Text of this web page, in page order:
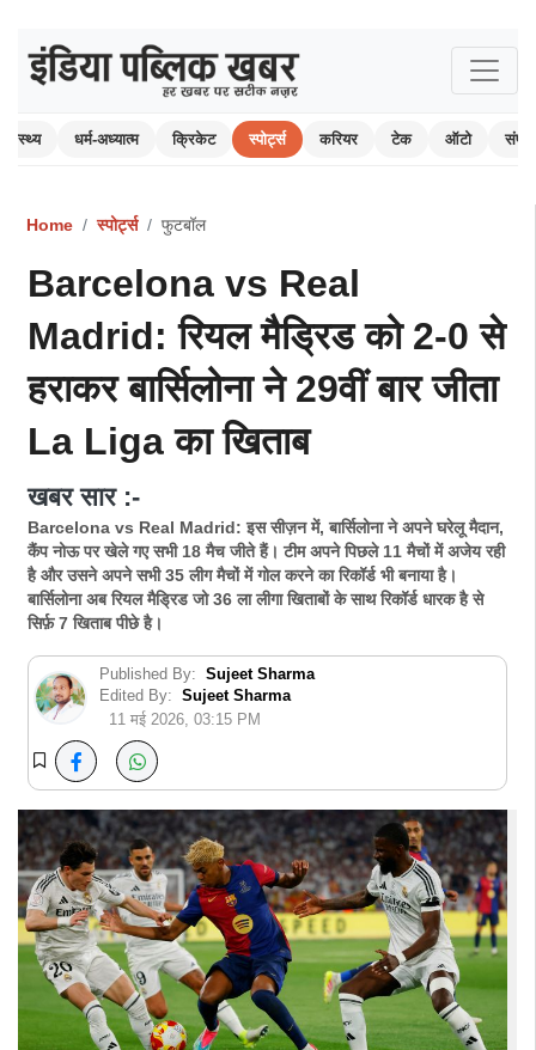
स्वास्थ्य धर्म-अध्यात्म क्रिकेट स्पोर्ट्स करियर टेक ऑटो
Home स्पोर्ट्स फुटबॉल
Barcelona vs Real
Madrid: रियल मैड्रिड को 2-0 से
हराकर बार्सिलोना ने 29वीं बार जीता
La Liga का खिताब
खबर सार :-
Barcelona vs Real Madrid: इस सीज़न में, बार्सिलोना ने अपने घरेलू मैदान,
कैंप नोऊ पर खेले गए सभी 18 मैच जीते हैं। टीम अपने पिछले 11 मैचों में अजेय रही
है और उसने अपने सभी 35 लीग मैचों में गोल करने का रिकॉर्ड भी बनाया है।
बार्सिलोना अब रियल मैड्रिड जो 36 ला लीगा खिताबों के साथ रिकॉर्ड धारक है से
सिर्फ़ 7 खिताब पीछे है।
Published By: Sujeet Sharma
Edited By: Sujeet Sharma
11 मई 2026, 03:15 PM